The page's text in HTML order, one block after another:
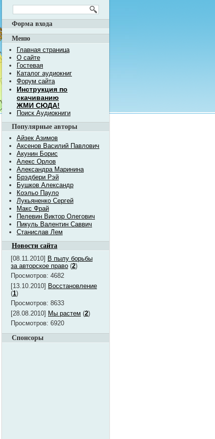
Форма входа
Меню
Главная страница
О сайте
Гостевая
Каталог аудиокниг
Форум сайта
Инструкция по
скачиванию
ЖМИ СЮДА!
Поиск Аудиокниги
Популярные авторы
Айзек Азимов
Аксенов Василий Павлович
Акунин Борис
Алекс Орлов
Александра Маринина
Брэдбери Рэй
Бушков Александр
Коэльо Пауло
Лукьяненко Сергей
Макс Фрай
Пелевин Виктор Олегович
Пикуль Валентин Саввич
Станислав Лем
Новости сайта
[08.11.2010] В пылу борьбы
за авторское право (2)
Просмотров: 4682
[13.10.2010] Восстановление
(1)
Просмотров: 8633
[28.08.2010] Мы растем (2)
Просмотров: 6920
Спонсоры